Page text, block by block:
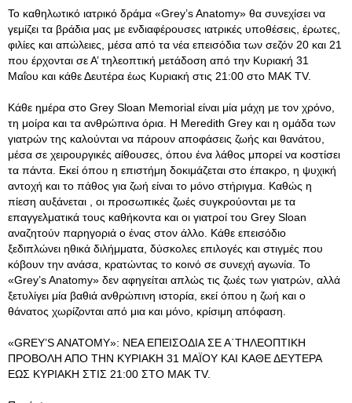
Το καθηλωτικό ιατρικό δράμα «Grey’s Anatomy» θα συνεχίσει να
γεμίζει τα βράδια μας με ενδιαφέρουσες ιατρικές υποθέσεις, έρωτες,
φιλίες και απώλειες, μέσα από τα νέα επεισόδια των σεζόν 20 και 21
που έρχονται σε Α’ τηλεοπτική μετάδοση από την Κυριακή 31
Μαΐου και κάθε Δευτέρα έως Κυριακή στις 21:00 στο ΜΑΚ TV.
Κάθε ημέρα στο Grey Sloan Memorial είναι μία μάχη με τον χρόνο,
τη μοίρα και τα ανθρώπινα όρια. Η Meredith Grey και η ομάδα των
γιατρών της καλούνται να πάρουν αποφάσεις ζωής και θανάτου,
μέσα σε χειρουργικές αίθουσες, όπου ένα λάθος μπορεί να κοστίσει
τα πάντα. Εκεί όπου η επιστήμη δοκιμάζεται στο έπακρο, η ψυχική
αντοχή και το πάθος για ζωή είναι το μόνο στήριγμα. Καθώς η
πίεση αυξάνεται , οι προσωπικές ζωές συγκρούονται με τα
επαγγελματικά τους καθήκοντα και οι γιατροί του Grey Sloan
αναζητούν παρηγοριά ο ένας στον άλλο . Κάθε επεισόδιο
ξεδιπλώνει ηθικά διλήμματα, δύσκολες επιλογές και στιγμές που
κόβουν την ανάσα, κρατώντας το κοινό σε συνεχή αγωνία. Το
«Grey’s Anatomy» δεν αφηγείται απλώς τις ζωές των γιατρών, αλλά
ξετυλίγει μία βαθιά ανθρώπινη ιστορία, εκεί όπου η ζωή και ο
θάνατος χωρίζονται από μια και μόνο, κρίσιμη απόφαση.
«GREY’S ANATOMY»: ΝΕΑ ΕΠΕΙΣΟΔΙΑ ΣΕ Α΄ΤΗΛΕΟΠΤΙΚΗ
ΠΡΟΒΟΛΗ ΑΠΟ ΤΗΝ ΚΥΡΙΑΚΗ 31 ΜΑΪΟΥ ΚΑΙ ΚΑΘΕ ΔΕΥΤΕΡΑ
ΕΩΣ ΚΥΡΙΑΚΗ ΣΤΙΣ 21:00 ΣΤΟ ΜΑΚ TV.